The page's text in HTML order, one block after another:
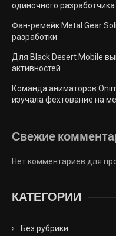
одиночного
Фан-ремейк Metal Gear
разработки
Для Black Desert Mobile
активностей
Команда аниматоров
изучала фехтование на
Свежие
Нет комментариев для
КАТЕГОРИИ
Без рубрики